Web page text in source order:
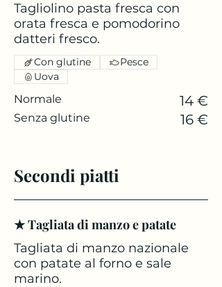
Tagliolino pasta fresca con
orata fresca e pomodorino
datteri fresco.
Normale 14 €
Senza glutine 16 €
Con glutine
Pesce
Uova
Secondi piatti
★ Tagliata di manzo e patate
Tagliata di manzo nazionale
con patate al forno e sale
marino.